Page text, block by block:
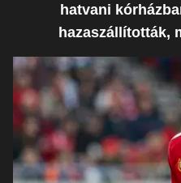
hatvani
hazaszállították,